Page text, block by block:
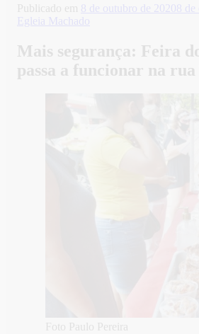
Publicado em 8 de outubro de 20208 de
Egleia Machado
Mais segurança: Feira
passa a funcionar na
Foto Paulo Pereira